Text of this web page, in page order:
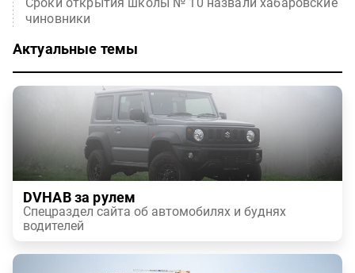
чиновники
Актуальные темы
DVHAB за рулем
Спецраздел сайта об автомобилях и буднях
водителей